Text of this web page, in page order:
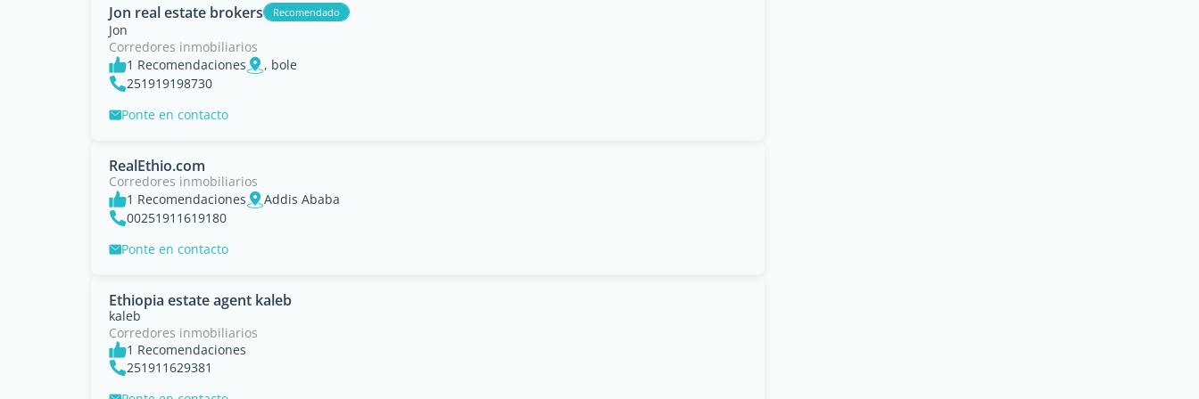
Jon real estate brokers Recomendado
Jon
Corredores inmobiliarios
1 Recomendaciones
, bole
251919198730
Ponte en contacto
RealEthio.com
Corredores inmobiliarios
1 Recomendaciones
Addis Ababa
00251911619180
Ponte en contacto
Ethiopia estate agent kaleb
kaleb
Corredores inmobiliarios
1 Recomendaciones
251911629381